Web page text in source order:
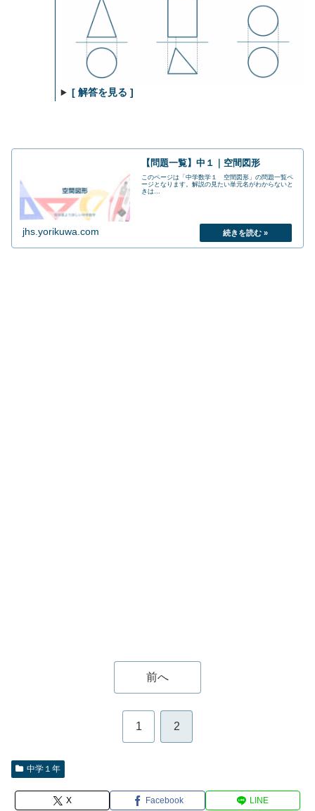
[ 解答を見る ]
【問題一覧】中１｜空間図形
このページは「中学数学１ 空間図形」の問題一覧ペ
ージとなります。解説の見たい単元名がわからないと
きは...
jhs.yorikuwa.com
前へ
1 2
中学１年
X Facebook LINE